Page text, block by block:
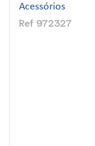
Acessórios
Ref 972327